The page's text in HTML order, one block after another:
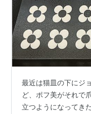
最近は猫皿の下にジ
ど、ポフ美がそれで
立つようになってき